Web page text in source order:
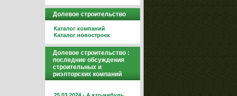
Долевое строительство
Каталог компаний
Каталог новостроек
Долевое строительство :
последние обсуждения
строительных и
риэлторских компаний